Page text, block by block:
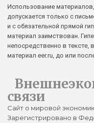
Использование
допускается только с
и с обязательной прямой
материал заимствован.
непосредственно в
материал eer.ru, до или
связи
Сайт о мировой
Зарегистрировано в